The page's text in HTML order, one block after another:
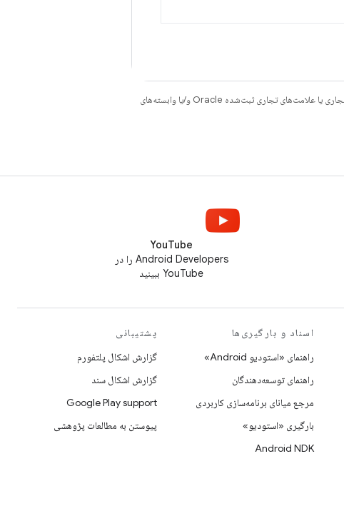
هستند. جاوا و OpenJDK علامت‌های تجاری یا علامت‌های تجاری ثبت‌شده Oracle و/یا وابسته‌های
YouTube
Android Developers را در
YouTube ببینید
اسناد و بارگیری‌ها
راهنمای «استودیو Android»
راهنمای توسعه‌دهندگان
مرجع میانای برنامه‌سازی کاربردی
بارگیری «استودیو»
Android NDK
پشتیبانی
گزارش اشکال پلتفورم
گزارش اشکال سند
Google Play support
پیوستن به مطالعات پژوهشی